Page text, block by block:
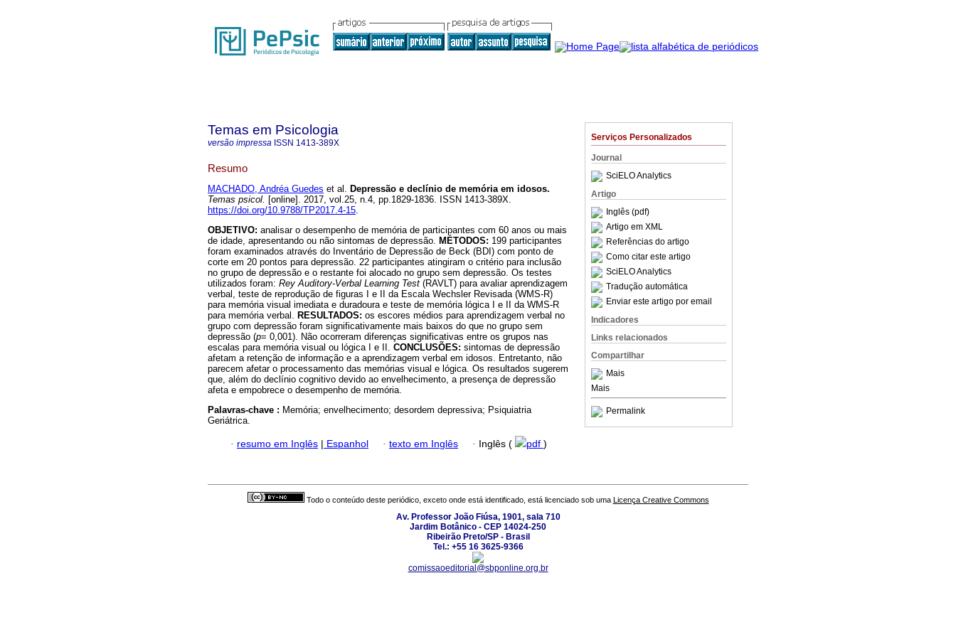
Serviços Personalizados
Journal
SciELO Analytics
Artigo
Inglês (pdf)
Artigo em XML
Referências do artigo
Como citar este artigo
SciELO Analytics
Tradução automática
Enviar este artigo por email
Indicadores
Links relacionados
Compartilhar
Mais
Mais
Permalink
Temas em Psicologia
versão impressa ISSN 1413-389X
Resumo
MACHADO, Andréa Guedes et al. Depressão e declínio de memória em idosos.
Temas psicol. [online]. 2017, vol.25, n.4, pp.1829-1836. ISSN 1413-389X.
https://doi.org/10.9788/TP2017.4-15.
OBJETIVO: analisar o desempenho de memória de participantes com 60 anos ou mais
de idade, apresentando ou não sintomas de depressão. MÉTODOS: 199 participantes
foram examinados através do Inventário de Depressão de Beck (BDI) com ponto de
corte em 20 pontos para depressão. 22 participantes atingiram o critério para inclusão
no grupo de depressão e o restante foi alocado no grupo sem depressão. Os testes
utilizados foram: Rey Auditory-Verbal Learning Test (RAVLT) para avaliar aprendizagem
verbal, teste de reprodução de figuras I e II da Escala Wechsler Revisada (WMS-R)
para memória visual imediata e duradoura e teste de memória lógica I e II da WMS-R
para memória verbal. RESULTADOS: os escores médios para aprendizagem verbal no
grupo com depressão foram significativamente mais baixos do que no grupo sem
depressão (p= 0,001). Não ocorreram diferenças significativas entre os grupos nas
escalas para memória visual ou lógica I e II. CONCLUSÕES: sintomas de depressão
afetam a retenção de informação e a aprendizagem verbal em idosos. Entretanto, não
parecem afetar o processamento das memórias visual e lógica. Os resultados sugerem
que, além do declínio cognitivo devido ao envelhecimento, a presença de depressão
afeta e empobrece o desempenho de memória.
Palavras-chave : Memória; envelhecimento; desordem depressiva; Psiquiatria
Geriátrica.
· resumo em Inglês | Espanhol · texto em Inglês · Inglês ( pdf )
Todo o conteúdo deste periódico, exceto onde está identificado, está licenciado sob uma Licença Creative Commons
Av. Professor João Fiúsa, 1901, sala 710
Jardim Botânico - CEP 14024-250
Ribeirão Preto/SP - Brasil
Tel.: +55 16 3625-9366
comissaoeditorial@sbponline.org.br